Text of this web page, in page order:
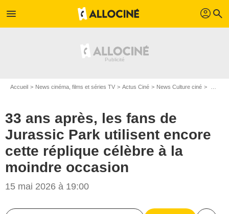
menu profil search
Accueil News cinéma, films et séries TV Actus Ciné News Culture ciné
33 ans après, les fans de
Jurassic Park utilisent encore
cette réplique célèbre à la
moindre occasion
15 mai 2026 à 19:00